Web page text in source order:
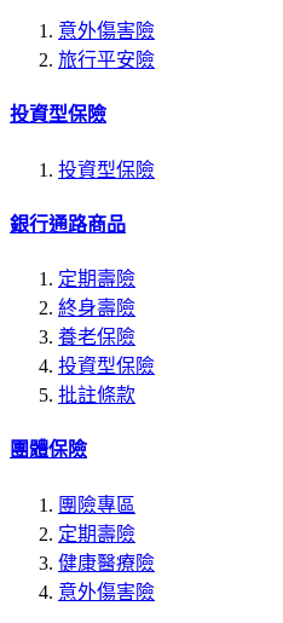
意外傷害險
旅行平安險
投資型保險
投資型保險
銀行通路商品
定期壽險
終身壽險
養老保險
投資型保險
批註條款
團體保險
團險專區
定期壽險
健康醫療險
意外傷害險